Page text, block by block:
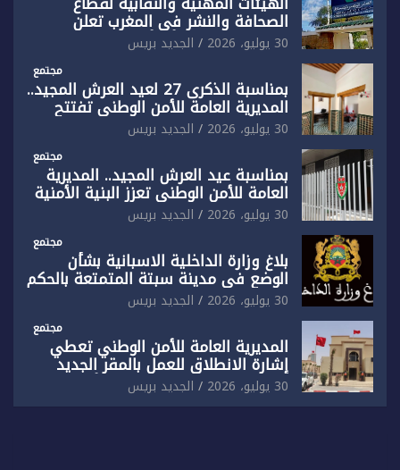
الصحافة والنشر في المغرب تعلن
رفضها القاطع لـ”أي أجندة انتخابية
مُعدة على مقاس سياسي ومصلحي
ضيق”
30 يوليو، 2026 الجديد بريس
مجتمع
بمناسبة الذكرى 27 لعيد العرش المجيد..
المديرية العامة للأمن الوطني تفتتح
المقر الجديد لفرقة الشرطة السياحية
بفاس
30 يوليو، 2026 الجديد بريس
مجتمع
بمناسبة عيد العرش المجيد.. المديرية
العامة للأمن الوطني تعزز البنية الأمنية
بالناظور بإحداث فرقتين جديدتين
30 يوليو، 2026 الجديد بريس
مجتمع
بلاغ وزارة الداخلية الاسبانية بشأن
الوضع في مدينة سبتة المتمتعة بالحكم
الذاتي
30 يوليو، 2026 الجديد بريس
مجتمع
المديرية العامة للأمن الوطني تعطي
إشارة الانطلاق للعمل بالمقر الجديد
للدائرة الثالثة للشرطة بولاية أمن العيون
30 يوليو، 2026 الجديد بريس